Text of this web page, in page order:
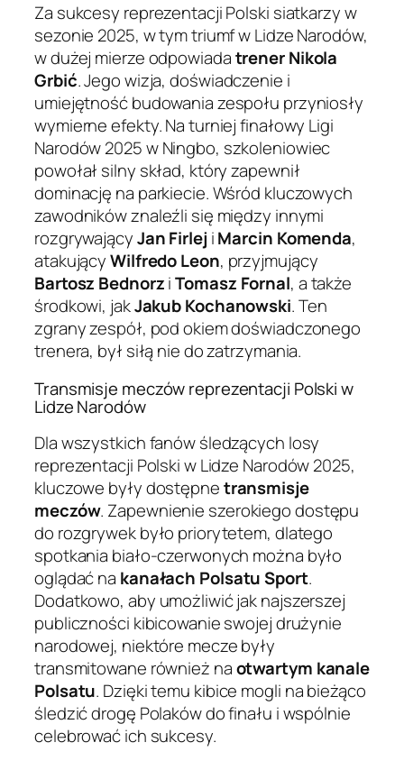
Za sukcesy reprezentacji Polski siatkarzy w
sezonie 2025, w tym triumf w Lidze Narodów,
w dużej mierze odpowiadatrener Nikola
Grbić. Jego wizja, doświadczenie i
umiejętność budowania zespołu przyniosły
wymierne efekty. Na turniej finałowy Ligi
Narodów 2025 w Ningbo, szkoleniowiec
powołał silny skład, który zapewnił
dominację na parkiecie. Wśród kluczowych
zawodników znaleźli się między innymi
rozgrywającyJan Firlej iMarcin Komenda,
atakującyWilfredo Leon, przyjmujący
Bartosz BednorziTomasz Fornal, a także
środkowi, jakJakub Kochanowski. Ten
zgrany zespół, pod okiem doświadczonego
trenera, był siłą nie do zatrzymania.
Transmisje meczów reprezentacji Polski w
Lidze Narodów
Dla wszystkich fanów śledzących losy
reprezentacji Polski w Lidze Narodów 2025,
kluczowe były dostępnetransmisje
meczów. Zapewnienie szerokiego dostępu
do rozgrywek było priorytetem, dlatego
spotkania biało-czerwonych można było
oglądać na kanałach Polsatu Sport.
Dodatkowo, aby umożliwić jak najszerszej
publiczności kibicowanie swojej drużynie
narodowej, niektóre mecze były
transmitowane również naotwartym kanale
Polsatu. Dzięki temu kibice mogli na bieżąco
śledzić drogę Polaków do finału i wspólnie
celebrować ich sukcesy.